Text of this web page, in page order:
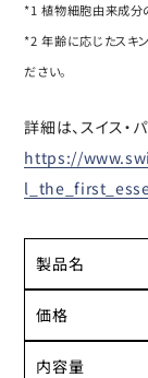
*1 植物細胞由来成分
*2 年齢に応じたスキン
ださい。
詳細は、スイス・
https://
製品名
価格
内容量